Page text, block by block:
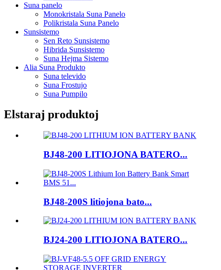
Suna panelo
Monokristala Suna Panelo
Polikristala Suna Panelo
Sunsistemo
Sen Reto Sunsistemo
Hibrida Sunsistemo
Suna Hejma Sistemo
Alia Suna Produkto
Suna televido
Suna Frostujo
Suna Pumpilo
Elstaraj produktoj
BJ48-200 LITIOJONA BATERO...
BJ48-200S litiojona bato...
BJ24-200 LITIOJONA BATERO...